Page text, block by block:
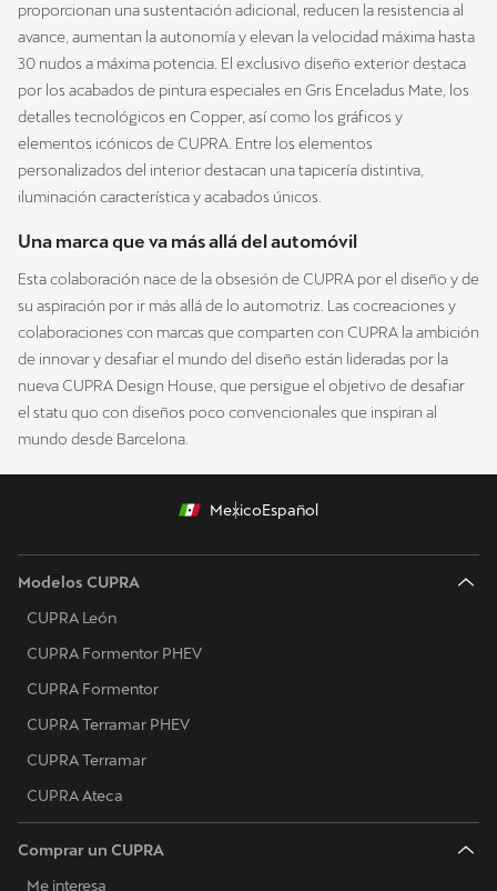
proporcionan una sustentación adicional, reducen la resistencia al
avance, aumentan la autonomía y elevan la velocidad máxima hasta
30 nudos a máxima potencia. El exclusivo diseño exterior destaca
por los acabados de pintura especiales en Gris Enceladus Mate, los
detalles tecnológicos en Copper, así como los gráficos y
elementos icónicos de CUPRA. Entre los elementos
personalizados del interior destacan una tapicería distintiva,
iluminación característica y acabados únicos.
Una marca que va más allá del automóvil
Esta colaboración nace de la obsesión de CUPRA por el diseño y de
su aspiración por ir más allá de lo automotriz. Las cocreaciones y
colaboraciones con marcas que comparten con CUPRA la ambición
de innovar y desafiar el mundo del diseño están lideradas por la
nueva CUPRA Design House, que persigue el objetivo de desafiar
el statu quo con diseños poco convencionales que inspiran al
mundo desde Barcelona.
MexicoEspañol
Modelos CUPRA
CUPRA León
CUPRA Formentor PHEV
CUPRA Formentor
CUPRA Terramar PHEV
CUPRA Terramar
CUPRA Ateca
Comprar un CUPRA
Me interesa